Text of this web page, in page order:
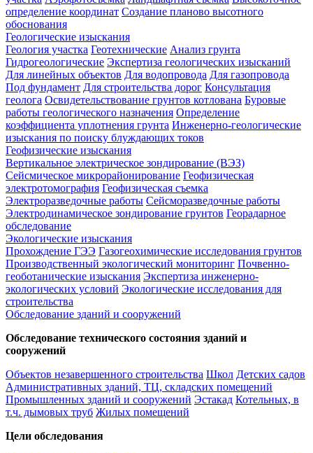
определение координат Создание планово высотного
обоснования
Геологические изыскания
Геология участка Геотехнические Анализ грунта
Гидрогеологические Экспертиза геологических изысканий
Для линейных объектов Для водопровода Для газопровода
Под фундамент Для строительства дорог Консультация
геолога Освидетельствование грунтов котлована Буровые
работы геологического назначения Определение
коэффициента уплотнения грунта Инженерно-геологические
изыскания по поиску блуждающих токов
Геофизические изыскания
Вертикальное электрическое зондирование (ВЭЗ)
Сейсмическое микрорайонирование Геофизическая
электротомография Геофизическая съемка
Электроразведочные работы Сейсморазведочные работы
Электродинамическое зондирование грунтов Георадарное
обследование
Экологические изыскания
Прохождение ГЭЭ Газогеохимические исследования грунтов
Производственный экологический мониторинг Почвенно-
геоботанические изыскания Экспертиза инженерно-
экологических условий Экологические исследования для
строительства
Обследование зданий и сооружений
Обследование технического состояния зданий и
сооружений
Объектов незавершенного строительства Школ Детских садов
Административных зданий, ТЦ, складских помещений
Промышленных зданий и сооружений Эстакад Котельных, в
т.ч. дымовых труб Жилых помещений
Цели обследования